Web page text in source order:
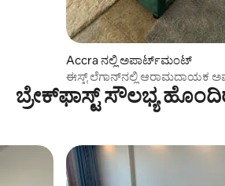
Accra ನಲ್ಲಿ ಅಪಾರ್ಟ್‌ಮಂಟ್
ಈಸ್ಟ್ ಲೆಗಾನ್‌ನಲ್ಲಿ ಆರಾಮದಾಯಕ
ರೂಮ್ 4008
ಬ್ರೇಕ್‌ಫಾಸ್ಟ್ ‌ಸೌಲಭ್ಯ